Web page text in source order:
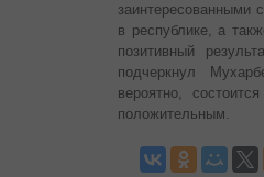
заинтересованными
в республике, а
позитивный
подчеркнул
вероятно,
положительным.